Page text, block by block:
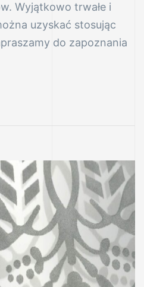
Wyjątkowo trwałe i
uzyskać stosując
do zapoznania